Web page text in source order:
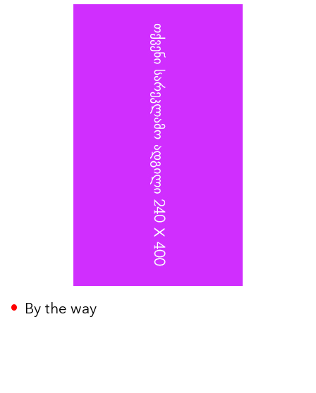
კიევზე იერიშს ხელმძღვანელობდა, და თავდაცვის
დეპარტამენტის უფროსს, გენერალ-ლეიტენანტ
By the way